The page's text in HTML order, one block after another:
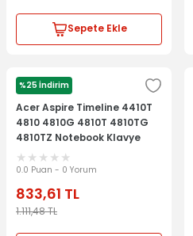
Sepete Ekle
%25 İndirim
ACER
Acer Aspire Timeline 4410T
4810 4810G 4810T 4810TG
4810TZ Notebook Klavye
Laptop Tuş Takımı
0.0 Puan - 0 Yorum
833,61 TL
1.111,48TL